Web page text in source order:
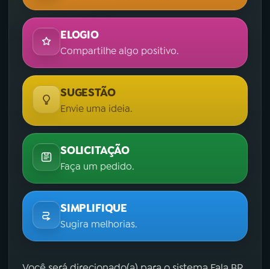
ELOGIO
Compartilhe algo positivo.
SUGESTÃO
Envie uma ideia.
SOLICITAÇÃO
Faça um pedido.
SIMPLIFIQUE
Sugira melhorias.